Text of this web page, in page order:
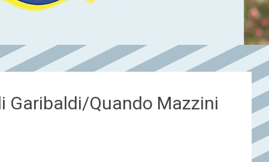
Garibaldi/Quando Mazzini